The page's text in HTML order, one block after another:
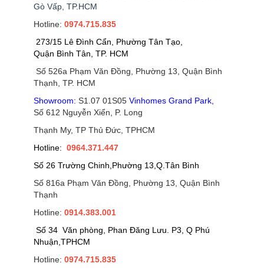
Gò Vấp, TP.HCM
Hotline: 0974.715.835
273/15 Lê Đình Cẩn, Phường Tân Tạo,
Quận Bình Tân, TP. HCM
Số 526a Phạm Văn Đồng, Phường 13, Quận Bình
Thạnh, TP. HCM
Showroom: S1.07 01S05 Vinhomes Grand Park
Số 612 Nguyễn Xiển, P. Long
Thạnh My, TP Thủ Đức, TPHCM
Hotline: 0964.371.447
Số 26 Trường Chinh,Phường 13,Q.Tân Bình
Số 816a Phạm Văn Đồng, Phường 13, Quận Bình
Thạnh
Hotline: 0914.383.001
Số 34 Văn phòng, Phan Đăng Lưu. P3, Q Phú
Nhuận,TPHCM
Hotline: 0974.715.835